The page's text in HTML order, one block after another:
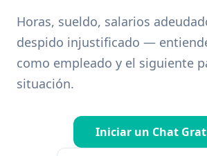
Horas, sueldo, salarios
despido injustificado —
como empleado y el siguiente
situación.
Iniciar un Chat